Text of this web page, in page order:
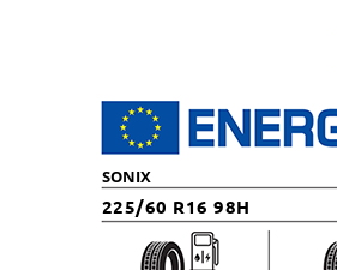
SONIX
225/60 R16 98H